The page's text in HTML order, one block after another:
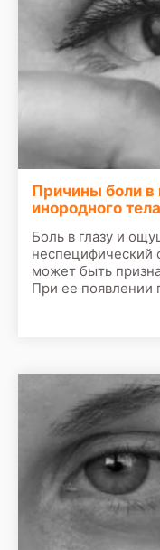
Причины боли в
инородного тела
Боль в глазу и
неспецифический
может быть
При ее появлении
осмотра врач